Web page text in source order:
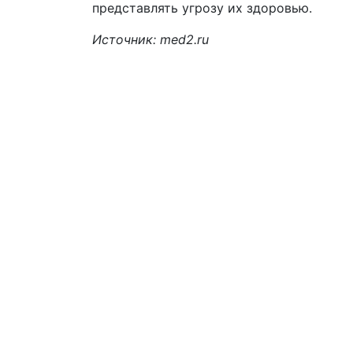
представлять угрозу их здоровью.
Источник: med2.ru